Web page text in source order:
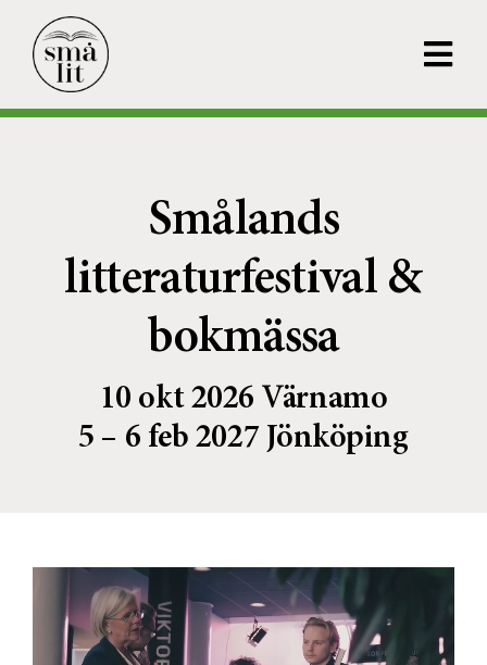
Fortsätt
innehållet
KONTAKT
ANMÄLAN
Smålands
litteraturfestival &
bokmässa
10 okt 2026 Värnamo
5 – 6 feb 2027 Jönköping